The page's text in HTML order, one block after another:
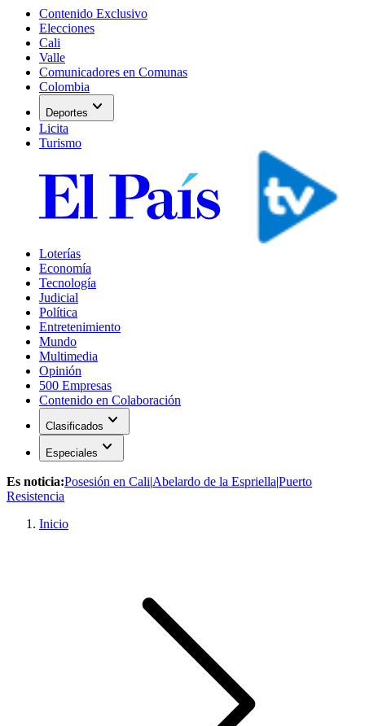
Contenido Exclusivo
Elecciones
Cali
Valle
Comunicadores en Comunas
Colombia
Deportes expand_more
Licita
Turismo
Loterías
Economía
Tecnología
Judicial
Política
Entretenimiento
Mundo
Multimedia
Opinión
500 Empresas
Contenido en Colaboración
Clasificados expand_more
Especiales expand_more
Es noticia:Posesión en Cali|Abelardo de la Espriella|Puerto
Resistencia
Inicio